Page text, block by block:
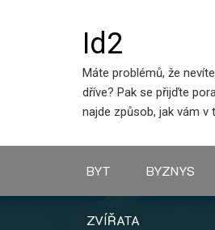
Id2
Máte problémů, že
dříve? Pak se přijďte
najde způsob, jak vám v
BYT BYZNYS
ZVÍŘATA